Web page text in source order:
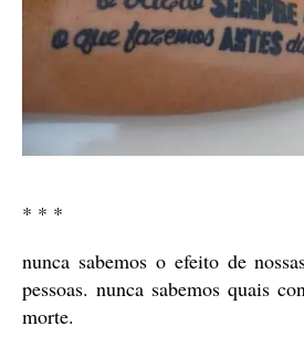
* * *
nunca sabemos o efeito de
pessoas. nunca sabemos quais
morte.